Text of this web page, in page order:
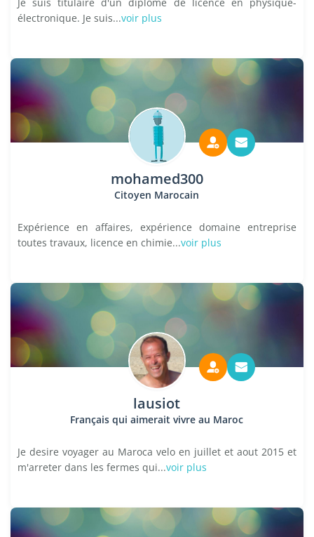
électronique. Je suis...voir plus
mohamed300
Citoyen Marocain
Expérience en affaires, expérience domaine entreprise
toutes travaux, licence en chimie...voir plus
lausiot
Français qui aimerait vivre au Maroc
Je desire voyager au Maroca velo en juillet et aout 2015 et
m'arreter dans les fermes qui...voir plus